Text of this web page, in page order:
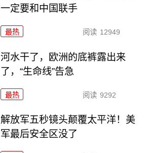
一定要和中国联手
最热 阅读 12949
河水干了，欧洲的底裤露出来
了，“生命线”告急
最热 阅读 9292
解放军五秒镜头颠覆太平洋！美
军最后安全区没了